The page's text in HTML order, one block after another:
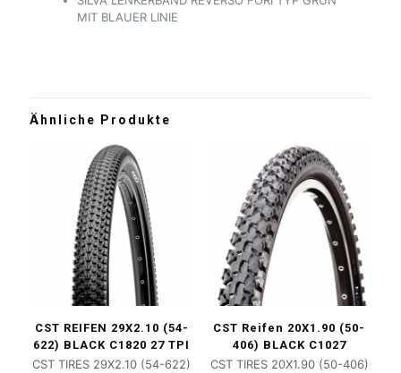
MIT BLAUER LINIE
Ähnliche Produkte
CST REIFEN 29X2.10 (54-
622) BLACK C1820 27 TPI
CST TIRES 29X2.10 (54-622)
CST Reifen 20X1.90 (50-
406) BLACK C1027
CST TIRES 20X1.90 (50-406)